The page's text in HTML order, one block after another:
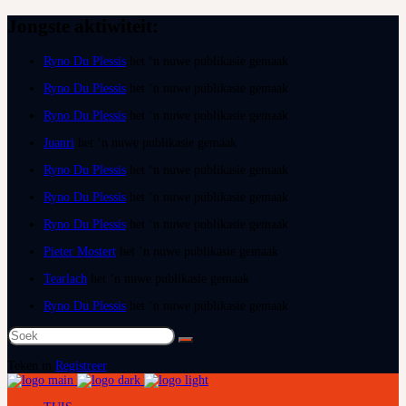
Ryno Du Plessis
Ryno Du Plessis
Ryno Du Plessis
Juanri
Ryno Du Plessis
Ryno Du Plessis
Ryno Du Plessis
Pieter Mostert
Tearlach
Ryno Du Plessis
Soek
na:
Registreer